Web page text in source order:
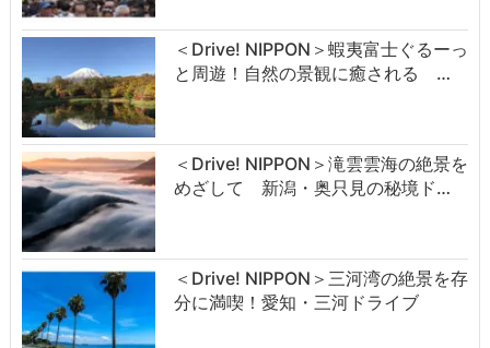
＜Drive! NIPPON＞蝦夷富士ぐるーっ
と周遊！自然の景観に癒される …
＜Drive! NIPPON＞滝雲雲海の絶景を
めざして 新潟・奥只見の秘境ド…
＜Drive! NIPPON＞三河湾の絶景を存
分に満喫！愛知・三河ドライブ